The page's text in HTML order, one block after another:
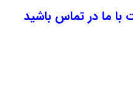
ما در تماس باشید